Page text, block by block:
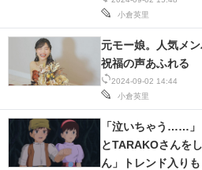
小倉英里
2024-09-02 14:44
小倉英里
元モー娘。人気メ
祝福の声あふれる
「泣いちゃう……
とTARAKOさんを
ん」トレンド入りも